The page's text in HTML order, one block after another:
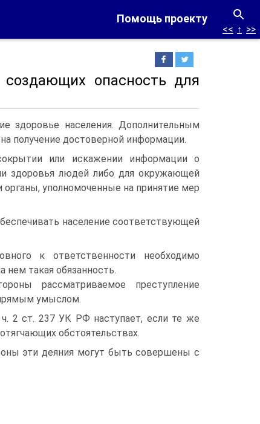
Помощь проекту
<< ↑ >>
опасность для
здоровье населения. Дополнительным
получение достоверной информации.
или искажении информации о
здоровья людей либо для окружающей
уполномоченные на принятие мер
население соответствующей
к ответственности необходимо
нем такая обязанность.
рассматриваемое преступление
умыслом.
2 ст. 237 УК РФ наступает, если те же
обстоятельствах.
эти деяния могут быть совершены с